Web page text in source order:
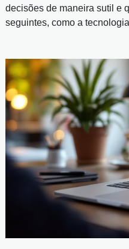
decisões de maneira sutil e
seguintes, como a